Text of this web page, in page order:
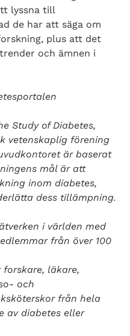
lyssna till
de har att säga om
plus att det
och ämnen i
Study of Diabetes,
vetenskaplig förening
är baserat
mål är att
inom diabetes,
dess tillämpning.
i världen med
från över 100
läkare,
och
från hela
av diabetes eller